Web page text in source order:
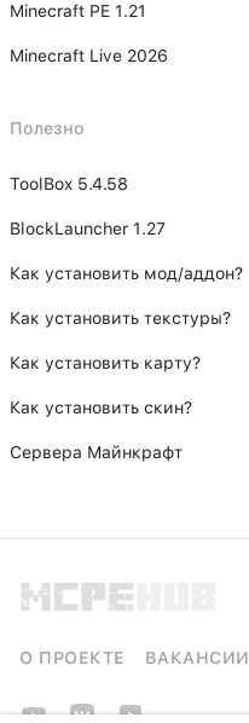
Minecraft PE 1.21
Minecraft Live 2026
Полезно
ToolBox 5.4.58
BlockLauncher 1.27
Как установить мод/аддон?
Как установить текстуры?
Как установить карту?
Как установить скин?
Сервера Майнкрафт
О ПРОЕКТЕ ВАКАНСИИ